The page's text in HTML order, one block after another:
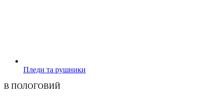
Пледи та рушники
В ПОЛОГОВИЙ